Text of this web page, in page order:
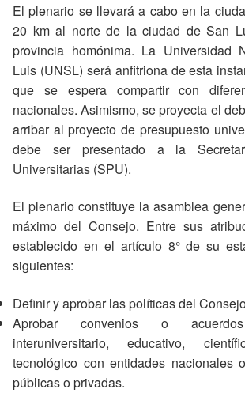
El plenario se llevará a cabo en la
20 km al norte de la ciudad de San
provincia homónima. La Universidad
Luis (UNSL) será anfitriona de esta
que se espera compartir con
nacionales. Asimismo, se proyecta el
arribar al proyecto de presupuesto
debe ser presentado a la
Universitarias (SPU).
El plenario constituye la asamblea
máximo del Consejo. Entre sus
establecido en el artículo 8° de su
siguientes:
Definir y aprobar las políticas del
Aprobar convenios o
interuniversitario, educativo,
tecnológico con entidades nacionales
públicas o privadas.